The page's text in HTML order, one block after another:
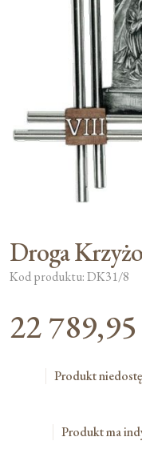
Moje konto
Droga
Kod produktu: DK31/8
22 789,95
Produkt
Produkt ma